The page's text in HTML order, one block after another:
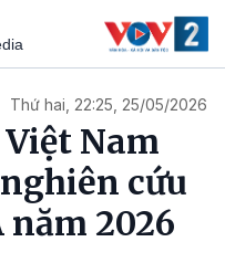
Thứ hai, 22:25, 25/05/2026
Nam
cứu
năm 2026